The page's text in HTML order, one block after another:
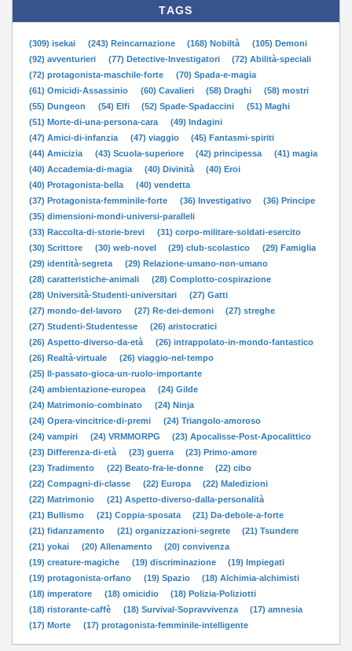
TAGS
(309) isekai (243) Reincarnazione (168) Nobiltà
(105) Demoni
(92) avventurieri
(77) Detective-Investigatori
(72) Abilità-speciali
(72) protagonista-maschile-forte
(70) Spada-e-magia
(61) Omicidi-Assassinio
(60) Cavalieri (58) Draghi
(58) mostri
(55) Dungeon
(54) Elfi (52) Spade-Spadaccini
(51) Maghi
(51) Morte-di-una-persona-cara
(49) Indagini
(47) Amici-di-infanzia
(47) viaggio
(45) Fantasmi-spiriti
(44) Amicizia
(43) Scuola-superiore (42) principessa
(41) magia
(40) Accademia-di-magia
(40) Divinità
(40) Eroi
(40) Protagonista-bella
(40) vendetta
(37) Protagonista-femminile-forte
(36) Investigativo
(36) Principe
(35) dimensioni-mondi-universi-paralleli
(33) Raccolta-di-storie-brevi
(31) corpo-militare-soldati-esercito
(30) Scrittore
(30) web-novel (29) club-scolastico
(29) Famiglia
(29) identità-segreta
(29) Relazione-umano-non-umano
(28) caratteristiche-animali
(28) Complotto-cospirazione
(28) Università-Studenti-universitari
(27) Gatti
(27) mondo-del-lavoro
(27) Re-dei-demoni
(27) streghe
(27) Studenti-Studentesse
(26) aristocratici
(26) Aspetto-diverso-da-età
(26) intrappolato-in-mondo-fantastico
(26) Realtà-virtuale
(26) viaggio-nel-tempo
(25) Il-passato-gioca-un-ruolo-importante
(24) ambientazione-europea
(24) Gilde
(24) Matrimonio-combinato
(24) Ninja
(24) Opera-vincitrice-di-premi
(24) Triangolo-amoroso
(24) vampiri
(24) VRMMORPG
(23) Apocalisse-Post-Apocalittico
(23) Differenza-di-età
(23) guerra
(23) Primo-amore
(23) Tradimento
(22) Beato-fra-le-donne
(22) cibo
(22) Compagni-di-classe
(22) Europa
(22) Maledizioni
(22) Matrimonio
(21) Aspetto-diverso-dalla-personalità
(21) Bullismo
(21) Coppia-sposata
(21) Da-debole-a-forte
(21) fidanzamento
(21) organizzazioni-segrete
(21) Tsundere
(21) yokai
(20) Allenamento
(20) convivenza
(19) creature-magiche
(19) discriminazione
(19) Impiegati
(19) protagonista-orfano
(19) Spazio
(18) Alchimia-alchimisti
(18) imperatore
(18) omicidio
(18) Polizia-Poliziotti
(18) ristorante-caffè
(18) Survival-Sopravvivenza
(17) amnesia
(17) Morte
(17) protagonista-femminile-intelligente